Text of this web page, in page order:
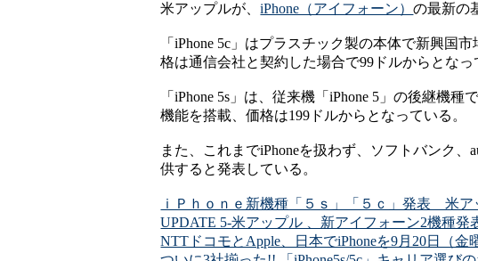
米アップルが、iPhone（アイフォーン）の最新の
「iPhone 5c」はプラスチック製の本体で新興国
格は通信会社と契約した場合で99ドルからとなっ
「iPhone 5s」は、従来機「iPhone 5」の後継機
機能を搭載、価格は199ドルからとなっている。
また、これまでiPhoneを扱わず、ソフトバンク、
供すると発表している。
ｉＰｈｏｎｅ新機種「５ｓ」「５ｃ」発表 米ア
UPDATE 5-米アップル 、新アイフォーン2機種
NTTドコモとApple、日本でiPhoneを9月20日（金